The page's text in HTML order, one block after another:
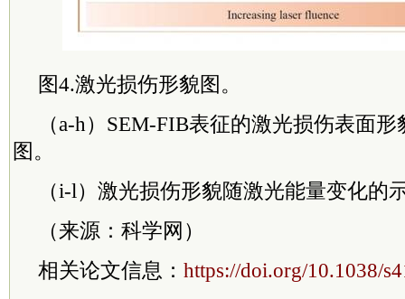
图4.激光损伤形貌图。
（a-h）SEM-FIB表征的激光损伤表面
图。
（i-l）激光损伤形貌随激光能量变化的
（来源：科学网）
相关论文信息： https://doi.org/10.1038/